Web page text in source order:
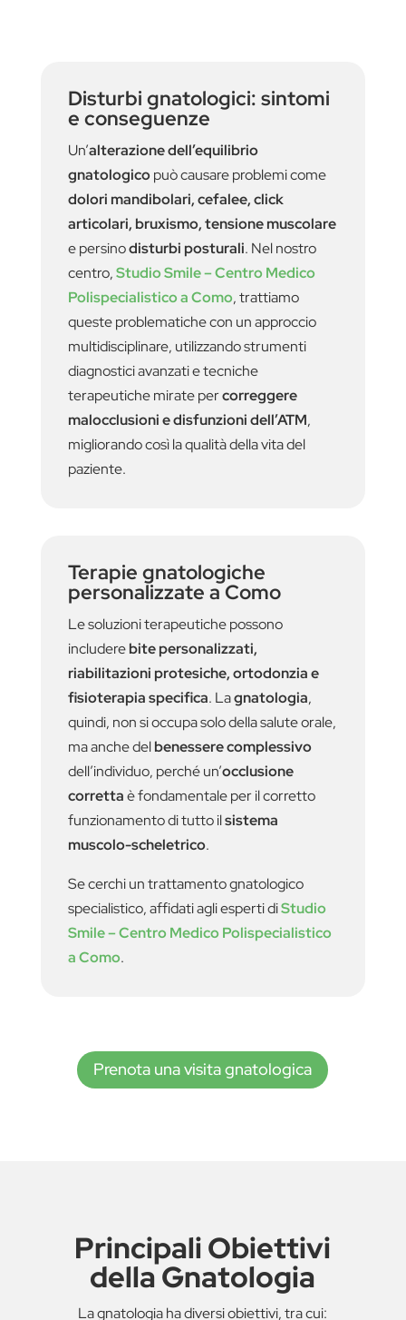
Disturbi gnatologici: sintomi
e conseguenze
Un’alterazione dell’equilibrio
gnatologicopuò causare problemi come
dolori mandibolari, cefalee, click
articolari, bruxismo, tensione muscolare
e persinodisturbi posturali. Nel nostro
centro,Studio Smile – Centro Medico
Polispecialistico a Como, trattiamo
queste problematiche con un approccio
multidisciplinare, utilizzando strumenti
diagnostici avanzati e tecniche
terapeutiche mirate percorreggere
malocclusioni e disfunzioni dell’ATM,
migliorando così la qualità della vita del
paziente.
Terapie gnatologiche
personalizzate a Como
Le soluzioni terapeutiche possono
includerebite personalizzati,
riabilitazioni protesiche, ortodonzia e
fisioterapia specifica. Lagnatologia,
quindi, non si occupa solo della salute orale,
ma anche delbenessere complessivo
dell’individuo, perché un’occlusione
correttaè fondamentale per il corretto
funzionamento di tutto ilsistema
muscolo-scheletrico.
Se cerchi un trattamento gnatologico
specialistico, affidati agli esperti diStudio
Smile – Centro Medico Polispecialistico
a Como.
Prenota una visita gnatologica
Principali Obiettivi
della Gnatologia
La gnatologia ha diversi obiettivi, tra cui: